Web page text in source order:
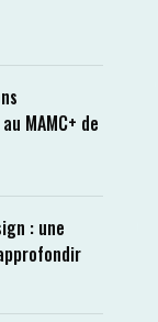
MAMC+ de
: une